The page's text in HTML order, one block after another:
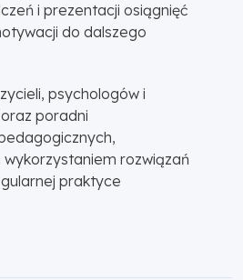
i prezentacji osiągnięć
do dalszego
psychologów i
poradni
rozwiązań
praktyce